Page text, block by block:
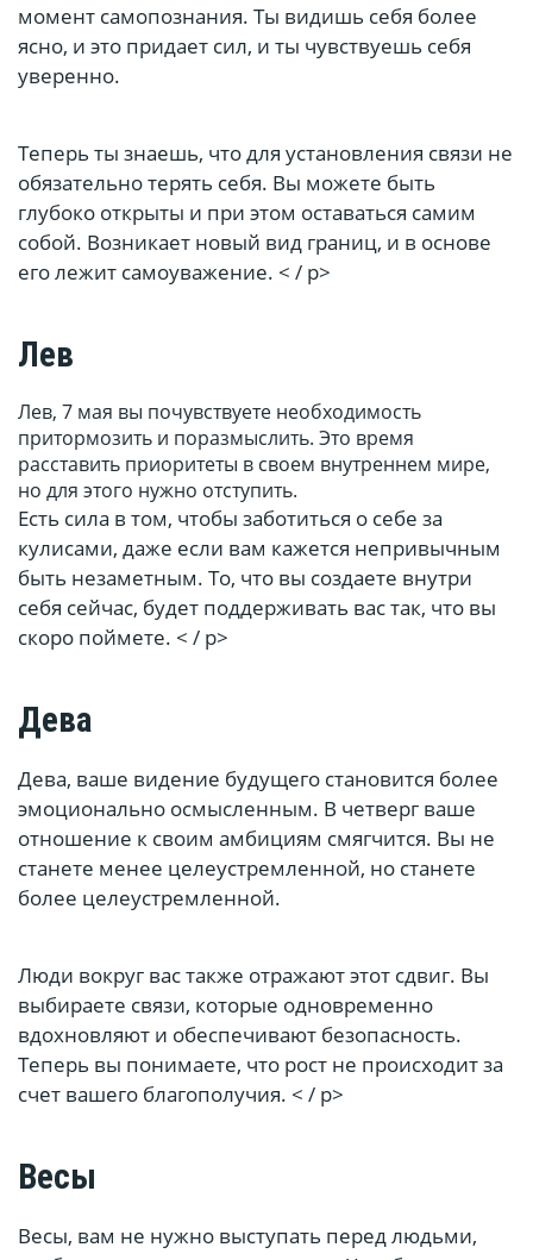
момент самопознания. Ты видишь себя более
ясно, и это придает сил, и ты чувствуешь себя
уверенно.
Теперь ты знаешь, что для установления связи не
обязательно терять себя. Вы можете быть
глубоко открыты и при этом оставаться самим
собой. Возникает новый вид границ, и в основе
его лежит самоуважение. < / p>
Лев
Лев, 7 мая вы почувствуете необходимость
притормозить и поразмыслить. Это время
расставить приоритеты в своем внутреннем мире,
но для этого нужно отступить.
Есть сила в том, чтобы заботиться о себе за
кулисами, даже если вам кажется непривычным
быть незаметным. То, что вы создаете внутри
себя сейчас, будет поддерживать вас так, что вы
скоро поймете. < / p>
Дева
Дева, ваше видение будущего становится более
эмоционально осмысленным. В четверг ваше
отношение к своим амбициям смягчится. Вы не
станете менее целеустремленной, но станете
более целеустремленной.
Люди вокруг вас также отражают этот сдвиг. Вы
выбираете связи, которые одновременно
вдохновляют и обеспечивают безопасность.
Теперь вы понимаете, что рост не происходит за
счет вашего благополучия. < / p>
Весы
Весы, вам не нужно выступать перед людьми,